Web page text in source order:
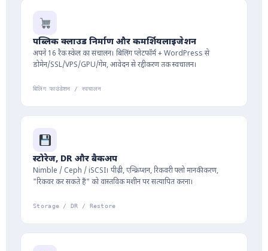
पब्लिक क्लाउड निर्माण और कमर्शियलाइजेशन
अपने 16 रैक स्केल का संचालन। बिलिंग प्लेटफॉर्म + WordPress से
डोमेन/SSL/VPS/GPU/गेम, आवेदन से रद्दीकरण तक स्वचालन।
बिलिंग फाउंडेशन / स्वचालन
स्टोरेज, DR और बैकअप
Nimble / Ceph / iSCSI। पीढ़ी, एन्क्रिप्शन, रिकवरी फ्लो मानकीकरण,
"रिकवर कर सकते हैं" को वास्तविक मशीन पर सत्यापित करना।
Storage / DR / Restore